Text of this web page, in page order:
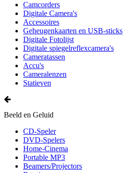
Camcorders
Digitale Camera's
Accessoires
Geheugenkaarten en USB-sticks
Digitale Fotolijst
Digitale spiegelreflexcamera's
Cameratassen
Accu's
Cameralenzen
Statieven
Beeld en Geluid
CD-Speler
DVD-Spelers
Home-Cinema
Portable MP3
Beamers/Projectors